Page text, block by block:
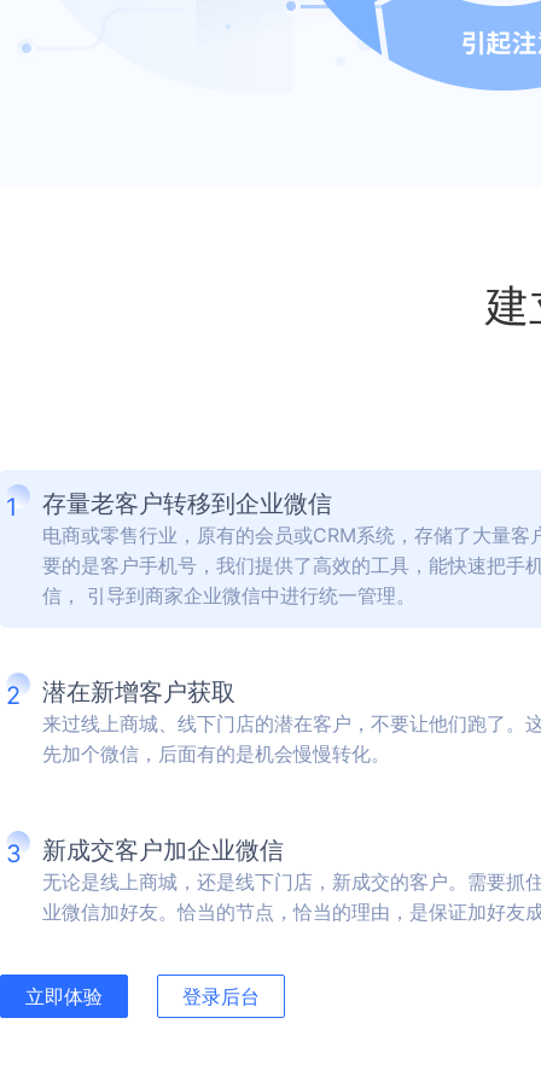
建
1 存量老客户转移到企业微信
电商或零售行业，原有的会员或CRM系统，存储了大量客
要的是客户手机号，我们提供了高效的工具，能快速把手
信， 引导到商家企业微信中进行统一管理。
2 潜在新增客户获取
来过线上商城、线下门店的潜在客户，不要让他们跑了。
先加个微信，后面有的是机会慢慢转化。
3 新成交客户加企业微信
无论是线上商城，还是线下门店，新成交的客户。需要抓
业微信加好友。恰当的节点，恰当的理由，是保证加好友
立即体验 登录后台